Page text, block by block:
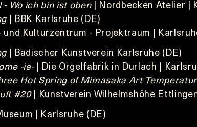
Wo ich bin ist oben| Nordbecken Atelier |
| BBK Karlsruhe (DE)
Kulturzentrum - Projektraum |
| Badischer Kunstverein Karlsruhe (DE)
-ie-| Die Orgelfabrik in Durlach |
Hot Spring of Mimasaka Art
#20| Kunstverein Wilhelmshöhe
| Karlsruhe (DE)